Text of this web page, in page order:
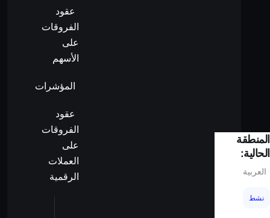
عقود
الفروقات
على
الأسهم
المؤشرات
عقود
الفروقات
على
العملات
الرقمية
المنطقة
الحالية:
العربية
نشط